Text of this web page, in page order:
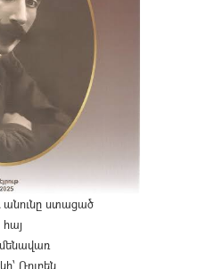
անունը ստացած
Ռուբեն